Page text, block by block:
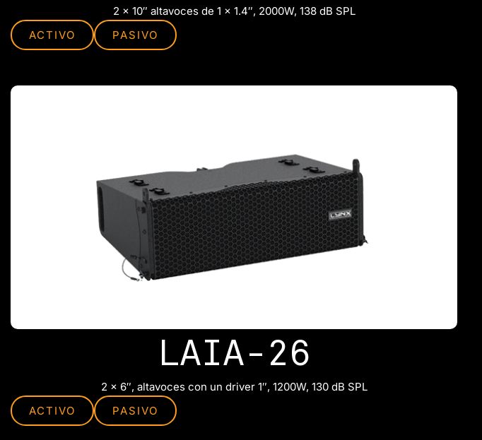
2 x 10″ altavoces de 1 x 1.4″, 2000W, 138 dB SPL
ACTIVO
PASIVO
LAIA-26
2 x 6″, altavoces con un driver 1″, 1200W, 130 dB SPL
ACTIVO
PASIVO